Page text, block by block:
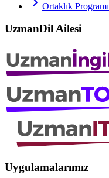
Ortaklık Programı
UzmanDil Ailesi
Uygulamalarımız